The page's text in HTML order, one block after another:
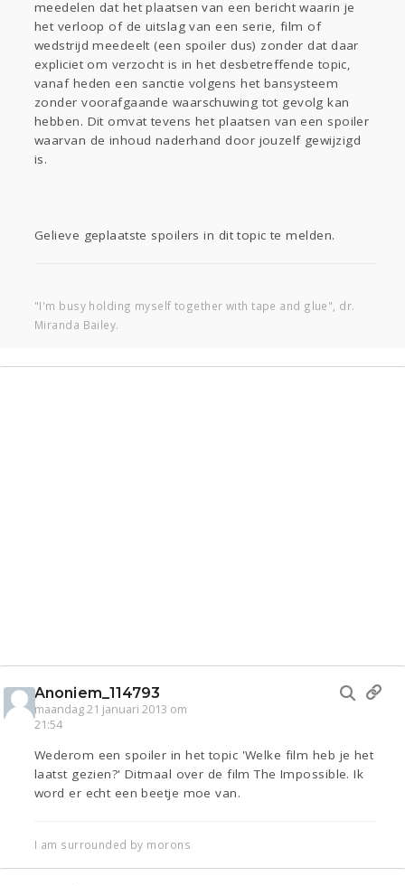
Sport
Contact Viva zoekt
Aangeboden
Gevraagd
Horen Doen
meedelen dat het plaatsen van een bericht waarin je
het verloop of de uitslag van een serie, film of
wedstrijd meedeelt (een spoiler dus) zonder dat daar
expliciet om verzocht is in het desbetreffende topic,
vanaf heden een sanctie volgens het bansysteem
zonder voorafgaande waarschuwing tot gevolg kan
hebben. Dit omvat tevens het plaatsen van een spoiler
waarvan de inhoud naderhand door jouzelf gewijzigd
is.
Gelieve geplaatste spoilers in dit topic te melden.
"I'm busy holding myself together with tape and glue", dr.
Miranda Bailey.
Anoniem_114793
maandag 21 januari 2013 om
21:54
Wederom een spoiler in het topic 'Welke film heb je het
laatst gezien?' Ditmaal over de film The Impossible. Ik
word er echt een beetje moe van.
I am surrounded by morons